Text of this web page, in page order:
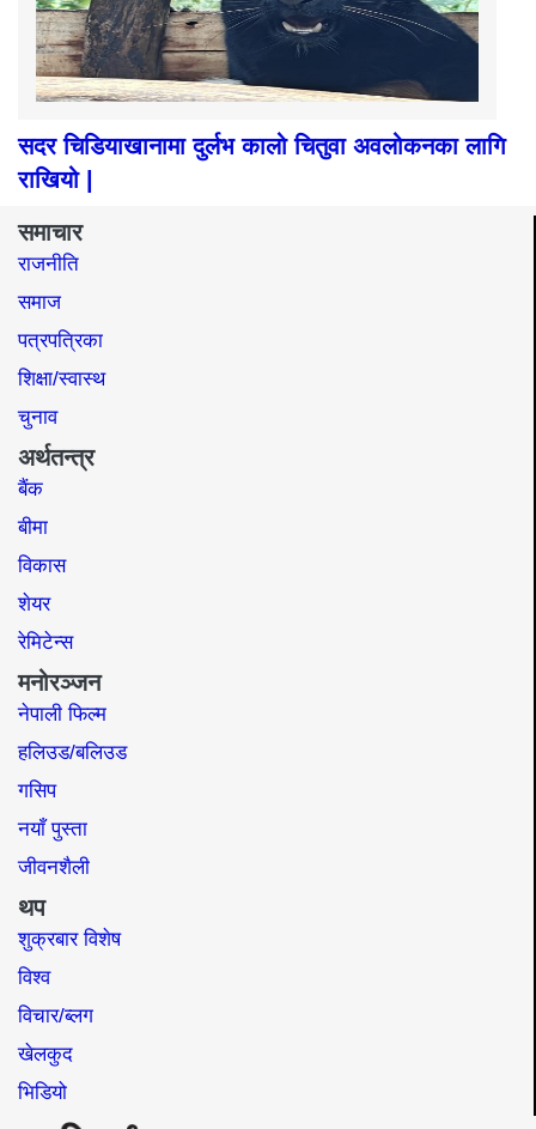
सदर चिडियाखानामा दुर्लभ कालो चितुवा अवलोकनका लागि
राखियो |
समाचार
राजनीति
समाज​
पत्रपत्रिका
शिक्षा/स्वास्थ
चुनाव
अर्थतन्त्र
बैंक
बीमा
विकास
शेयर
रेमिटेन्स
मनोरञ्जन
नेपाली फिल्म
हलिउड/बलिउड
गसिप
नयाँ पुस्ता
जीवनशैली
थप
शुक्रबार विशेष
विश्व
विचार/ब्लग
खेलकुद
भिडियो